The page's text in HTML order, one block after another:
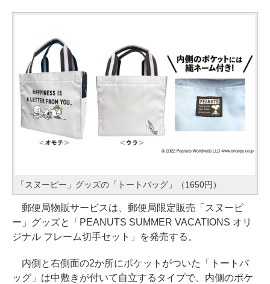
「スヌーピー」グッズの「トートバッグ」（1650円）
郵便局物販サービスは、郵便局限定販売「スヌーピ
ー」グッズと「PEANUTS SUMMER VACATIONS オリ
ジナル フレーム切手セット」を発売する。
内側と右側面の2か所にポケットがついた「トートバ
ッグ」は中敷きが付いて自立するタイプで、内側のポケ